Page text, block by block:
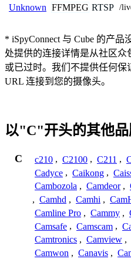
Unknown FFMPEG RTSP /
* iSpyConnect 与 Cube 的产
处提供的连接详情是从社区
或已过时。我们不提供任何
URL 连接到您的摄像头。
以"C"开头的其他
C c210 , C2100 , C211 ,
Cadyce , Caikong ,
Cambozola , Camdeor ,
, Camhd , Camhi ,
Camline Pro , Cammy ,
Camsafe , Camscam ,
Camtronics , Camview ,
Camwon , Canavis ,